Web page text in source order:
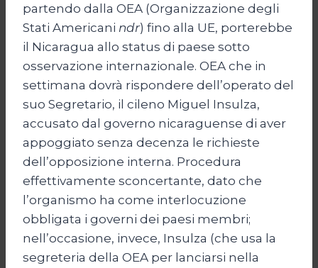
partendo dalla OEA (Organizzazione degli
Stati Americani ndr) fino alla UE, porterebbe
il Nicaragua allo status di paese sotto
osservazione internazionale. OEA che in
settimana dovrà rispondere dell’operato del
suo Segretario, il cileno Miguel Insulza,
accusato dal governo nicaraguense di aver
appoggiato senza decenza le richieste
dell’opposizione interna. Procedura
effettivamente sconcertante, dato che
l’organismo ha come interlocuzione
obbligata i governi dei paesi membri;
nell’occasione, invece, Insulza (che usa la
segreteria della OEA per lanciarsi nella